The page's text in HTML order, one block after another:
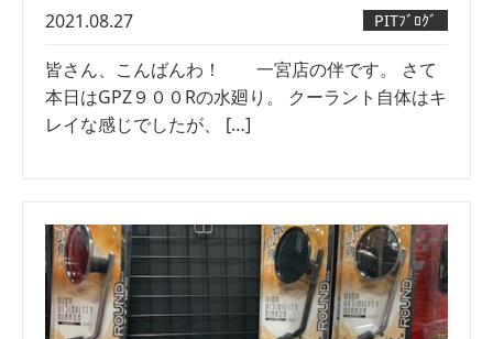
2021.08.27 PITﾌﾞﾛｸﾞ
皆さん、こんばんわ！ 一宮店の伴です。 さて
本日はGPZ９００Rの水廻り。 クーラント自体はキ
レイな感じでしたが、 […]